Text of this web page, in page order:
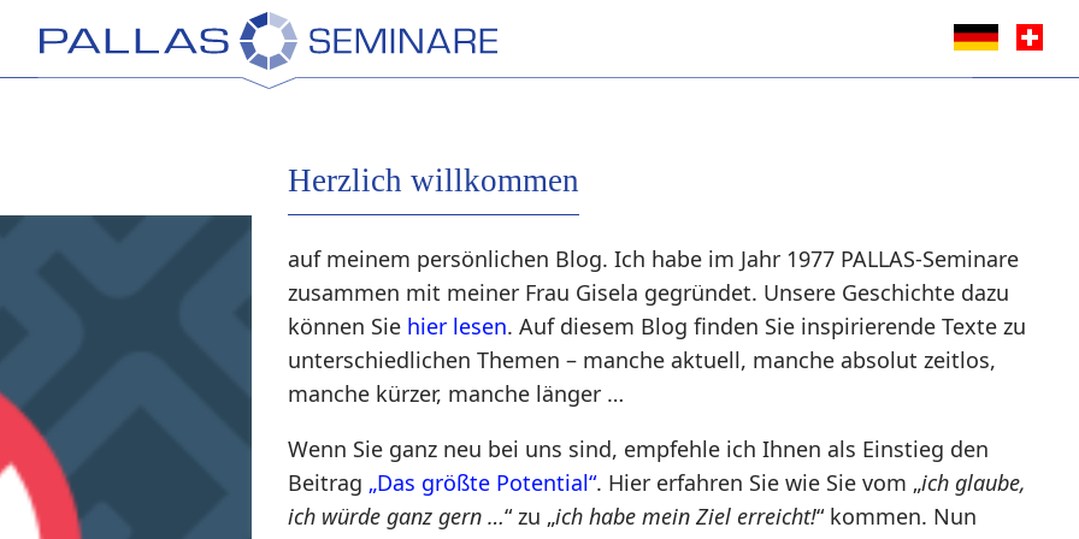
Herzlich willkommen
auf meinem persönlichen Blog. Ich habe im Jahr 1977 PALLAS-Seminare
zusammen mit meiner Frau Gisela gegründet. Unsere Geschichte dazu
können Sie hier lesen. Auf diesem Blog finden Sie inspirierende Texte zu
unterschiedlichen Themen – manche aktuell, manche absolut zeitlos,
manche kürzer, manche länger …
Wenn Sie ganz neu bei uns sind, empfehle ich Ihnen als Einstieg den
Beitrag „Das größte Potential“. Hier erfahren Sie wie Sie vom „ich glaube,
ich würde ganz gern …“ zu „ich habe mein Ziel erreicht!“ kommen. Nun